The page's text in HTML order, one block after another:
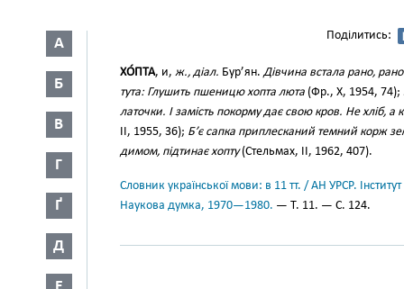
А
Б
В
Г
Ґ
Д
Поділитись:
ХО́ПТА, и, ж., діал. Бур’ян.Дівчина встала рано,
тута: Глушить пшеницю хопта люта (Фр., X, 1954, 74);
латочки. І замість покорму дає свою кров. Не хліб, а
II, 1955, 36); Б’є сапка приплесканий темний корж
димом, підтинає хопту(Стельмах, II, 1962, 407).
Словник української мови: в 11 тт. / АН УРСР.
Наукова думка, 1970—1980. — Т. 11. — С. 124.